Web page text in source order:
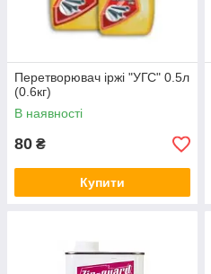
Перетворювач іржі "УГС" 0.5л
(0.6кг)
В наявності
80 ₴
Купити